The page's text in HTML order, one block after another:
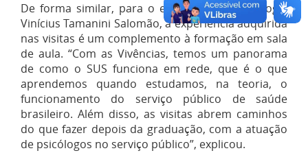
De forma similar, para o estudante de Psicologia
Vinícius Tamanini Salomão, a experiência adquirida
nas visitas é um complemento à formação em sala
de aula. “Com as Vivências, temos um panorama
de como o SUS funciona em rede, que é o que
aprendemos quando estudamos, na teoria, o
funcionamento do serviço público de saúde
brasileiro. Além disso, as visitas abrem caminhos
do que fazer depois da graduação, com a atuação
de psicólogos no serviço público”, explicou.